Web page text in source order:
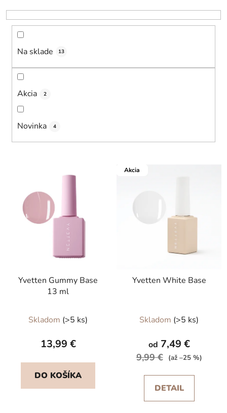
r
o
Na sklade 13
Akcia 2
Novinka 4
Yvetten Gummy Base
13 ml
hodnotenie
produktu
5,0
z
Skladom (>5 ks)
13,99 €
DO KOŠÍKA
Akcia
Yvetten White Base
hodnotenie
produktu
je
5
Skladom (>5 ks)
od 7,49 €
9,99 € (až –25 %)
DETAIL